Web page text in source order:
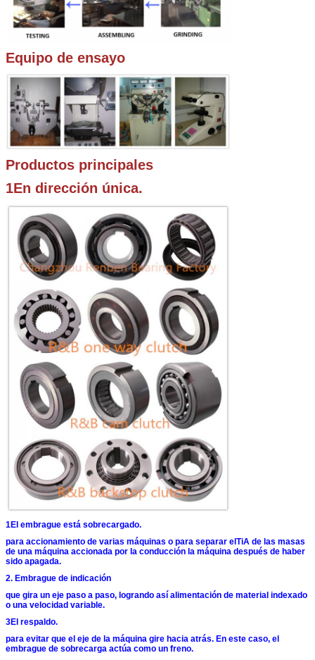
Equipo de ensayo
Productos principales
1En dirección única.
1El embrague está sobrecargado.
para accionamiento de varias máquinas o para separar el TiA de las masas
de una máquina accionada por la conducción la máquina después de haber
sido apagada.
2. Embrague de indicación
que gira un eje paso a paso, logrando así alimentación de material indexado
o una velocidad variable.
3El respaldo.
para evitar que el eje de la máquina gire hacia atrás. En este caso, el
embrague de sobrecarga actúa como un freno.